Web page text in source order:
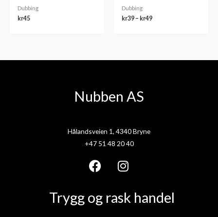
Dubbing
kr45
Dubbing
kr39 – kr49
Nubben AS
Hålandsveien 1, 4340 Bryne
+47 51 48 20 40
F
c
I
s
Trygg og rask handel